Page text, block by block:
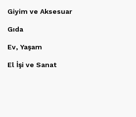
Giyim ve Aksesuar
Gıda
Ev, Yaşam
El İşi ve Sanat